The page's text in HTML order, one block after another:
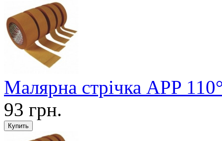
Малярна стрічка APP
93 грн.